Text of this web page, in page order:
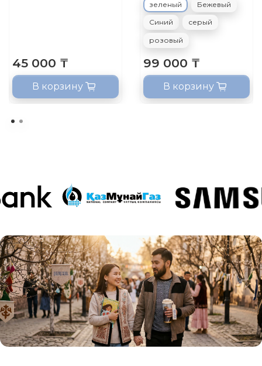
45 000 ₸
В корзину
зеленый Бежевый
Синий серый
розовый
99 000 ₸
В корзину